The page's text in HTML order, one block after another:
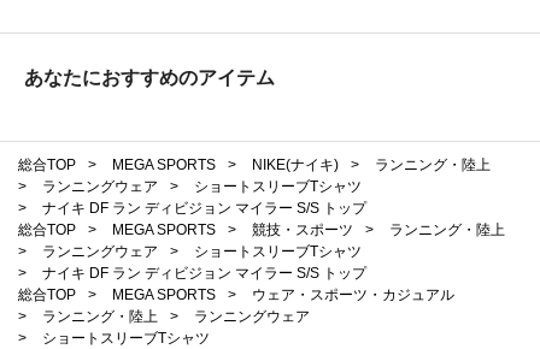
あなたにおすすめのアイテム
総合TOP > MEGA SPORTS > NIKE(ナイキ) >
ランニング・陸上
>
ランニングウェア >
ショートスリーブTシャツ
>
ナイキ DF ラン ディビジョン マイラー S/S トップ
総合TOP
> MEGA SPORTS > 競技・スポーツ >
ランニング・陸上
>
ランニングウェア >
ショートスリーブTシャツ
>
ナイキ DF ラン ディビジョン マイラー S/S トップ
総合TOP
> MEGA SPORTS >
ウェア・スポーツ・カジュアル
>
ランニング・陸上 >
ランニングウェア
>
ショートスリーブTシャツ